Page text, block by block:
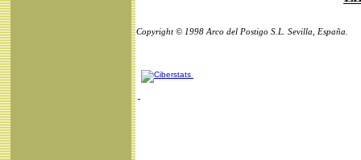
Copyright © 1998 Arco del Postigo S.L. Sevilla, España.